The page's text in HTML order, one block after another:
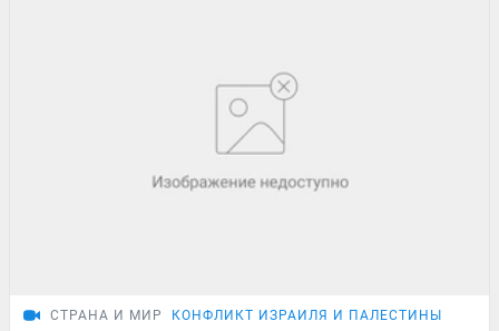
СТРАНА И МИР КОНФЛИКТ ИЗРАИЛЯ И ПАЛЕСТИНЫ